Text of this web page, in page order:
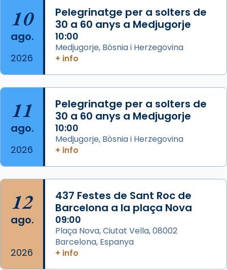
Arquebisbat de Barcelona
2 weeks ago
Memòria de les santes Juliana i
Acompanyant la història de sant Cugat, a
partir de l’Edat Mitjana sorgeix la tradició
que les santes Juliana (“relatiu a Júlia”) i
Semproniana (“relatiu a Semprònia =
eterna”) són deixebles seves. I l’any 1667, el
frare Joan Gaspar Roig, afirma en una obra
que les santes són filles de l’antiga Iluro.
Mataró en reivindicarà les relíq
Foto
View on Facebook · Share
10
ago.
2026
Pelegrinatge per a solters de
30 a 60 anys a Medjugorje
10:00
Medjugorje, Bòsnia i Herzegovina
+ info
11
ago.
2026
Pelegrinatge per a solters de
30 a 60 anys a Medjugorje
10:00
Medjugorje, Bòsnia i Herzegovina
+ info
12
ago.
2026
437 Festes de Sant Roc de
Barcelona a la plaça Nova
09:00
Plaça Nova, Ciutat Vella, 08002
Barcelona, Espanya
+ info